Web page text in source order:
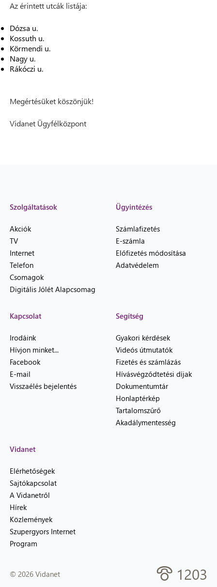
Az érintett utcák listája:
Dózsa u.
Kossuth u.
Körmendi u.
Nagy u.
Rákóczi u.
Megértésüket köszönjük!
Vidanet Ügyfélközpont
Szolgáltatások
Akciók
TV
Internet
Telefon
Csomagok
Digitális Jólét Alapcsomag
Ügyintézés
Számlafizetés
E-számla
Előfizetés módosítása
Adatvédelem
Kapcsolat
Irodáink
Hívjon minket...
Facebook
E-mail
Visszaélés bejelentés
Segítség
Gyakori kérdések
Videós útmutatók
Fizetés és számlázás
Hívásvégződtetési díjak
Dokumentumtár
Honlaptérkép
Tartalomszűrő
Akadálymentesség
Vidanet
Elérhetőségek
Sajtókapcsolat
A Vidanetről
Hírek
Közlemények
Szupergyors Internet
Program
© 2026 Vidanet 1203